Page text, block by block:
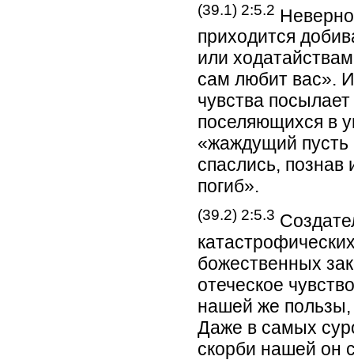
(39.1) 2:5.2
приходится
или
сам любит вас».
чувства
поселяющихся в
«жаждущий пусть
спаслись, познав
погиб».
(39.2) 2:5.3
божественных
отеческое
нашей же пользы,
Даже в самых
скорби нашей он